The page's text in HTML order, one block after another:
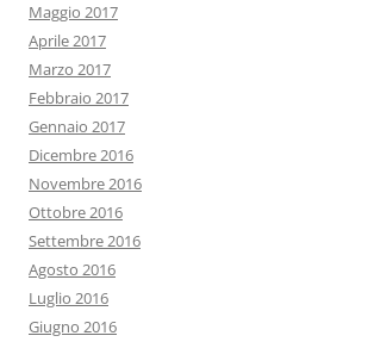
Maggio 2017
Aprile 2017
Marzo 2017
Febbraio 2017
Gennaio 2017
Dicembre 2016
Novembre 2016
Ottobre 2016
Settembre 2016
Agosto 2016
Luglio 2016
Giugno 2016